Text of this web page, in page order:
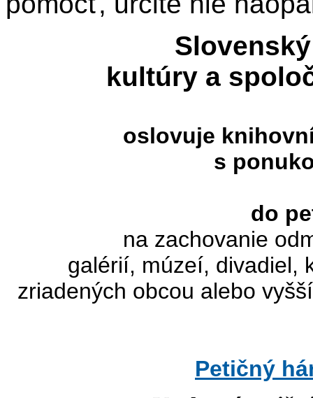
kultúry a
oslovuje
s
do
na zachovanie
galérií, múzeí, divadiel,
zriadených obcou alebo
Petičný